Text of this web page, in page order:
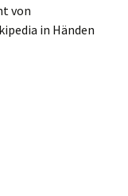
von
in Händen
gehört?